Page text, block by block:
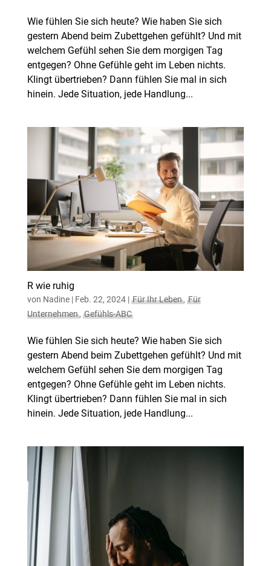
Wie fühlen Sie sich heute? Wie haben Sie sich
gestern Abend beim Zubettgehen gefühlt? Und mit
welchem Gefühl sehen Sie dem morgigen Tag
entgegen? Ohne Gefühle geht im Leben nichts.
Klingt übertrieben? Dann fühlen Sie mal in sich
hinein. Jede Situation, jede Handlung...
R wie ruhig
von Nadine| Feb. 22, 2024| Für Ihr Leben, Für
Unternehmen, Gefühls-ABC
Wie fühlen Sie sich heute? Wie haben Sie sich
gestern Abend beim Zubettgehen gefühlt? Und mit
welchem Gefühl sehen Sie dem morgigen Tag
entgegen? Ohne Gefühle geht im Leben nichts.
Klingt übertrieben? Dann fühlen Sie mal in sich
hinein. Jede Situation, jede Handlung...